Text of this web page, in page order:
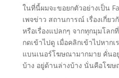
ในที่นี้ผมจะขอยกตัวอย่างเป็น
เพจข่าว สถานการณ์ เรื่องเกี่ย
หรือเรื่องแปลกๆ จากทุกมุมโล
กดเข้าไปดู เมื่อคลิกเข้าไปหากเ
แบนเนอร์โฆษณามากมาย คั่นอ
บ้าง อยู่ด้านล่างบ้าง นั่นคือโฆษ